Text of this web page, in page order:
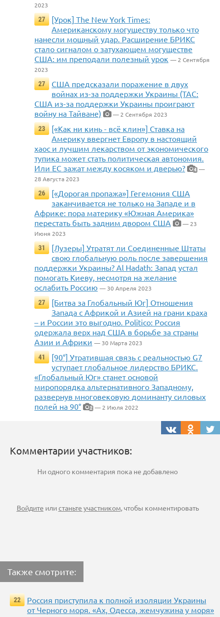
2023
27
[Урок] The New York Times:
Американскому могуществу только что
нанесли мощный удар. Расширение БРИКС
стало сигналом о затухающем могуществе
США: им преподали полезный урок — 2 Сентября
2023
27
США предсказали поражение в двух
войнах из-за поддержки Украины (TAC:
США из-за поддержки Украины проиграют
войну на Тайване)
— 2 Сентября 2023
23
[«Как ни кинь - всё клин»] Ставка на
Америку ввергнет Европу в настоящий
хаос и лучшим лекарством от экономического
тупика может стать политическая автономия.
Или ЕС зажат между косяком и дверью?
4 —
28 Августа 2023
26
[«Дорогая пропажа»] Гегемония США
заканчивается не только на Западе и в
Африке: пора материку «Южная Америка»
перестать быть задним двором США
— 23
Июня 2023
31
[Лузеры] Утратят ли Соединенные Штаты
свою глобальную роль после завершения
поддержки Украины? Al Hadath: Запад устал
помогать Киеву, несмотря на желание
ослабить Россию — 30 Апреля 2023
27
[Битва за Глобальный Юг] Отношения
Запада с Африкой и Азией на грани краха
– и России это выгодно. Politico: Россия
одержала верх над США в борьбе за страны
Азии и Африки — 30 Марта 2023
41
[90°] Утратившая связь с реальностью G7
уступает глобальное лидерство БРИКС.
«Глобальный Юг» станет основой
миропорядка альтернативного Западному,
развернув многовековую доминанту силовых
полей на 90°
2 — 2 Июля 2022
Комментарии участников:
Ни одного комментария пока не добавлено
Войдите илистаньте участником, чтобы комментировать
Также смотрите:
22
Россия приступила к полной изоляции Украины
от Черного моря. «Ах, Одесса, жемчужина у моря»